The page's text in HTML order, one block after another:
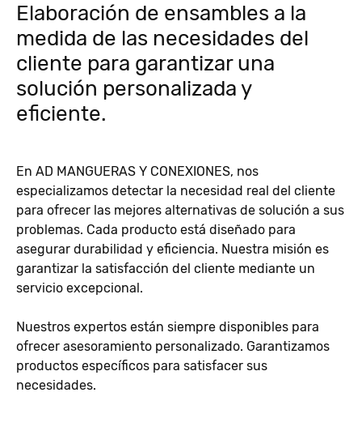
Elaboración de ensambles a la
medida de las necesidades del
cliente para garantizar una
solución personalizada y
eficiente.
En AD MANGUERAS Y CONEXIONES, nos
especializamos detectar la necesidad real del cliente
para ofrecer las mejores alternativas de solución a sus
problemas. Cada producto está diseñado para
asegurar durabilidad y eficiencia. Nuestra misión es
garantizar la satisfacción del cliente mediante un
servicio excepcional.
Nuestros expertos están siempre disponibles para
ofrecer asesoramiento personalizado. Garantizamos
productos específicos para satisfacer sus
necesidades.